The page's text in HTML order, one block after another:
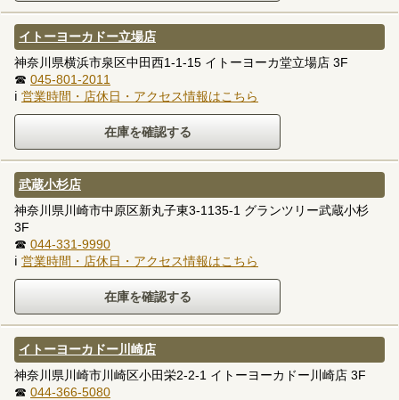
イトーヨーカドー立場店
神奈川県横浜市泉区中田西1-1-15 イトーヨーカ堂立場店 3F
☎ 045-801-2011
ℹ 営業時間・店休日・アクセス情報はこちら
武蔵小杉店
神奈川県川崎市中原区新丸子東3-1135-1 グランツリー武蔵小杉
3F
☎ 044-331-9990
ℹ 営業時間・店休日・アクセス情報はこちら
イトーヨーカドー川崎店
神奈川県川崎市川崎区小田栄2-2-1 イトーヨーカドー川崎店 3F
☎ 044-366-5080